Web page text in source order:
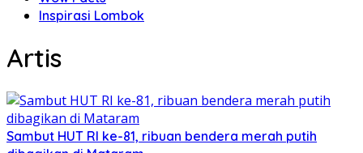
Inspirasi Lombok
Artis
Sambut HUT RI ke-81, ribuan bendera merah putih